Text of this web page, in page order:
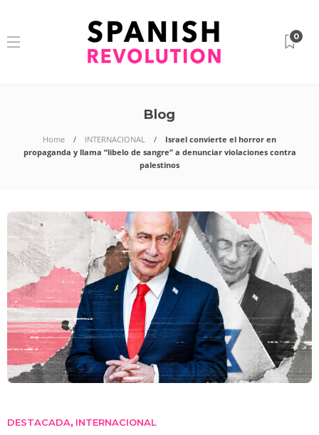
0
Blog
Home INTERNACIONAL
Israel convierte el horror en
propaganda y llama “libelo de sangre” a denunciar violaciones contra
palestinos
DESTACADA, INTERNACIONAL